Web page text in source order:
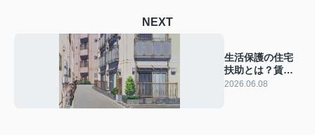
NEXT
生活保護の住宅
扶助とは？賃貸
と管理会社の仕
2026.06.08